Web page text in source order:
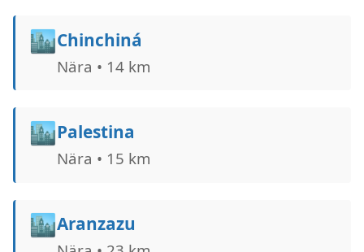
🏙️Chinchiná
Nära • 14 km
🏙️Palestina
Nära • 15 km
🏙️Aranzazu